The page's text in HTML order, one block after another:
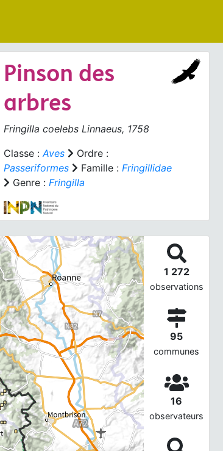
Pinson des
arbres
Fringilla coelebsLinnaeus, 1758
Classe :Aves
Ordre :
Passeriformes
Famille : Fringillidae
Genre : Fringilla
1 272
observations
95
communes
16
observateurs